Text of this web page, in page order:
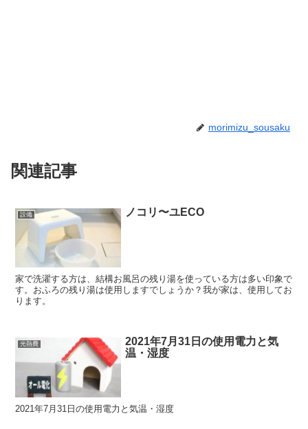
morimizu_sousaku
関連記事
設備 ノコリ〜ユECO
家で洗濯する方は、結構お風呂の残り湯を使っている方は多い印象で
す。おふろの残り湯は使用しますでしょうか？我が家は、使用してお
ります。
光熱費
2021年7月31日の使用電力と気
温・湿度
2021年7月31日の使用電力と気温・湿度